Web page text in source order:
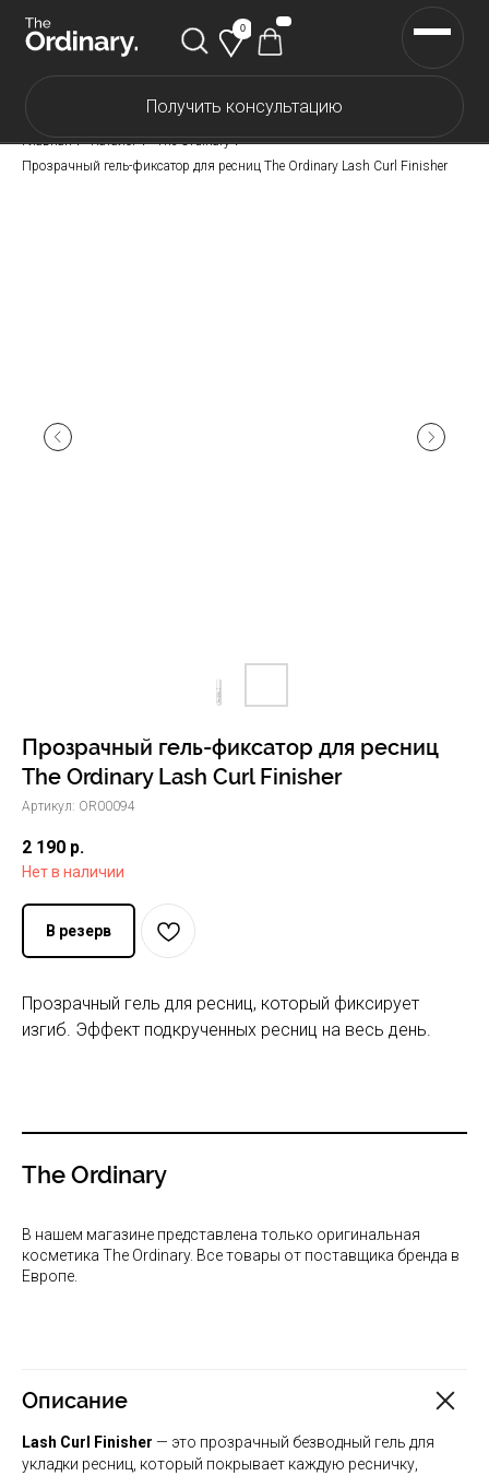
Главная / Каталог / The Ordinary /
Прозрачный гель-фиксатор для ресниц The Ordinary Lash Curl Finisher
Прозрачный гель-фиксатор для ресниц
The Ordinary Lash Curl Finisher
Артикул: OR00094
2 190 р.
Нет в наличии
В резерв
Прозрачный гель для ресниц, который фиксирует
изгиб. Эффект подкрученных ресниц на весь день.
The Ordinary
В нашем магазине представлена только оригинальная
косметика The Ordinary. Все товары от поставщика бренда в
Европе.
Описание
Lash Curl Finisher — это прозрачный безводный гель для
укладки ресниц, который покрывает каждую ресничку,
Каталог The Ordinary
Каталог The INKEY